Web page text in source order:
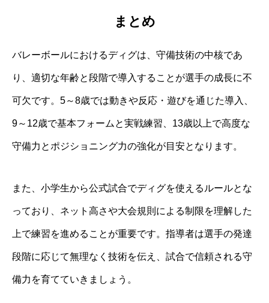
まとめ
バレーボールにおけるディグは、守備技術の中核であ
り、適切な年齢と段階で導入することが選手の成長に不
可欠です。5～8歳では動きや反応・遊びを通じた導入、
9～12歳で基本フォームと実戦練習、13歳以上で高度な
守備力とポジショニング力の強化が目安となります。
また、小学生から公式試合でディグを使えるルールとな
っており、ネット高さや大会規則による制限を理解した
上で練習を進めることが重要です。指導者は選手の発達
段階に応じて無理なく技術を伝え、試合で信頼される守
備力を育てていきましょう。